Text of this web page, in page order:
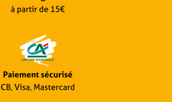
à partir de 15€
Paiement sécurisé
CB, Visa, Mastercard